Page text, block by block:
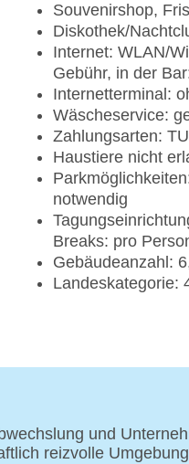
Souvenirshop,
Diskothek/
Internet: WLAN/
Gebühr, in der
Internetterminal:
Wäscheservice:
Zahlungsarten:
Haustiere nicht
notwendig
Breaks: pro
Gebäudeanzahl:
Landeskategorie:
und
reizvolle